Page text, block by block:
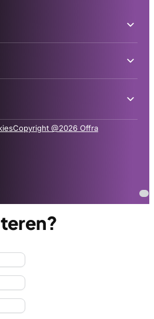
Copyright @2026 Offra